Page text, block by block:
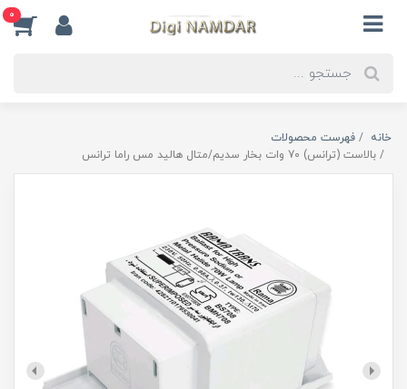
0
خانه
فهرست محصولات
بالاست (ترانس) 70 وات بخار سدیم/متال هالید مس راما ترانس